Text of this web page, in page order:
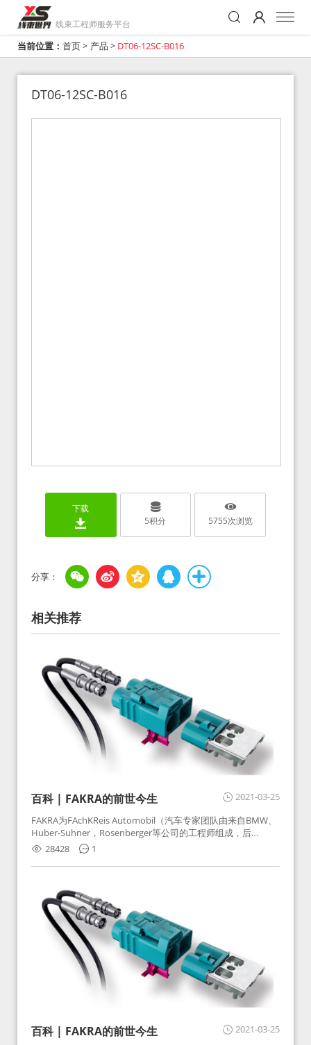
线束工程师服务平台
当前位置： 首页> 产品 > DT06-12SC-B016
DT06-12SC-B016
下载
5积分 5755次浏览
相关推荐
2021-03-25
百科 | FAKRA的前世今生
FAKRA为FAchKReis Automobil（汽车专家团队由来自BMW、
Huber-Suhner，Rosenberger等公司的工程师组成，后
Huber-Suhner相关连接器业务及技术在2010年并入
Rosenberger）缩写。起初为BMW需求用于车载收音机天线连
接，如今FAKRA已成为汽车行业通用标准的射频连接器，被业
28428 1
2021-03-25
百科 | FAKRA的前世今生